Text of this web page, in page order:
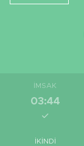
İMSAK
03:44
İKINDI